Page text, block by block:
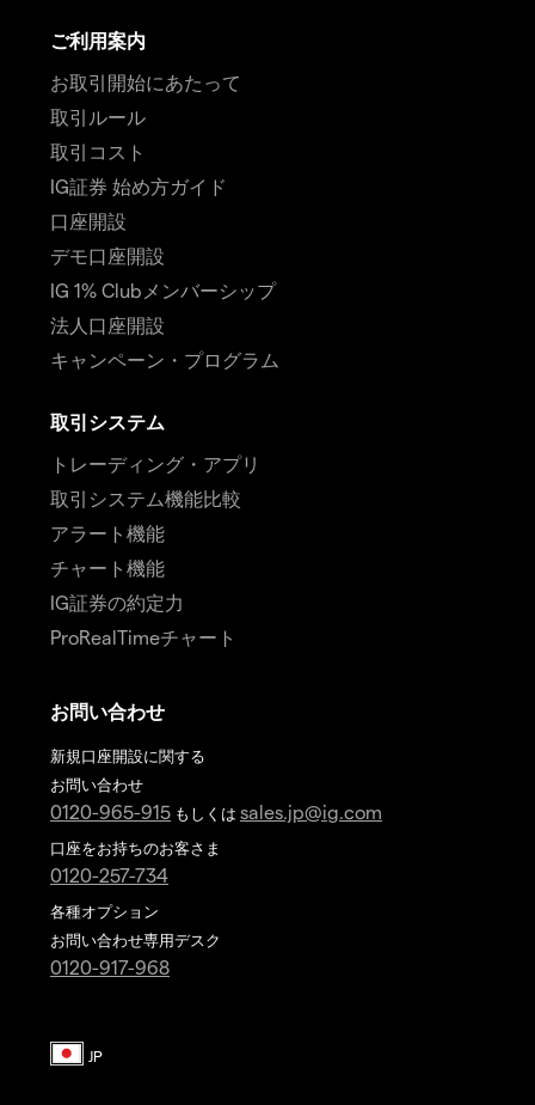
ご利用案内
お取引開始にあたって
取引ルール
取引コスト
IG証券 始め方ガイド
口座開設
デモ口座開設
IG 1% Clubメンバーシップ
法人口座開設
キャンペーン・プログラム
取引システム
トレーディング・アプリ
取引システム機能比較
アラート機能
チャート機能
IG証券の約定力
ProRealTimeチャート
お問い合わせ
新規口座開設に関する
お問い合わせ
0120-965-915 もしくは sales.jp@ig.com
口座をお持ちのお客さま
0120-257-734
各種オプション
お問い合わせ専用デスク
0120-917-968